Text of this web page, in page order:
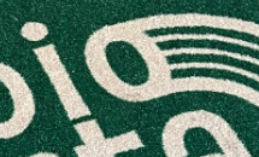
om ugen
medlemmer